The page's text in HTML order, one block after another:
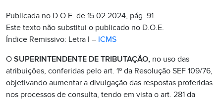
Publicada no D.O.E. de 15.02.2024, pág. 91.
Este texto não substitui o publicado no D.O.E.
Índice Remissivo: Letra I – ICMS
O SUPERINTENDENTE DE TRIBUTAÇÃO, no uso das
atribuições, conferidas pelo art. 1º da Resolução SEF 109/76,
objetivando aumentar a divulgação das respostas proferidas
nos processos de consulta, tendo em vista o art. 281 da